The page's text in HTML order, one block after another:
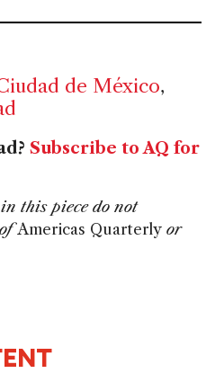
de México,
Subscribe to AQ for
this piece do not
ofAmericas Quarterly or